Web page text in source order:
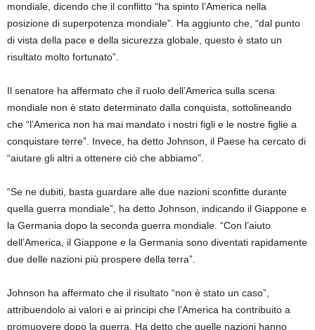
mondiale, dicendo che il conflitto “ha spinto l’America nella
posizione di superpotenza mondiale”. Ha aggiunto che, “dal punto
di vista della pace e della sicurezza globale, questo è stato un
risultato molto fortunato”.
Il senatore ha affermato che il ruolo dell’America sulla scena
mondiale non è stato determinato dalla conquista, sottolineando
che “l’America non ha mai mandato i nostri figli e le nostre figlie a
conquistare terre”. Invece, ha detto Johnson, il Paese ha cercato di
“aiutare gli altri a ottenere ciò che abbiamo”.
“Se ne dubiti, basta guardare alle due nazioni sconfitte durante
quella guerra mondiale”, ha detto Johnson, indicando il Giappone e
la Germania dopo la seconda guerra mondiale. “Con l’aiuto
dell’America, il Giappone e la Germania sono diventati rapidamente
due delle nazioni più prospere della terra”.
Johnson ha affermato che il risultato “non è stato un caso”,
attribuendolo ai valori e ai principi che l’America ha contribuito a
promuovere dopo la guerra. Ha detto che quelle nazioni hanno